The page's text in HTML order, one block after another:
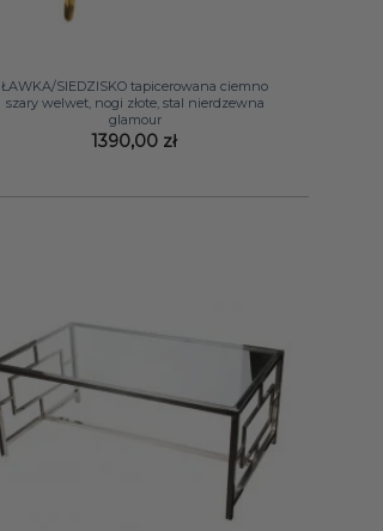
ŁAWKA/SIEDZISKO tapicerowana ciemno
szary welwet, nogi złote, stal nierdzewna
glamour
1390,00 zł